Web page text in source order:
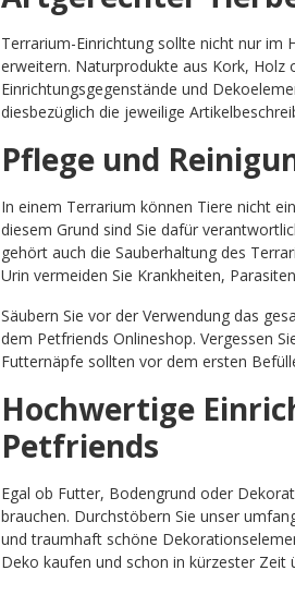
Terrarium-Einrichtung sollte nicht nur im
erweitern. Naturprodukte aus Kork, Holz
Einrichtungsgegenstände und
diesbezüglich die jeweilige
Pflege und
In einem Terrarium können Tiere nicht
diesem Grund sind Sie dafür
gehört auch die Sauberhaltung des
Urin vermeiden Sie Krankheiten,
Säubern Sie vor der Verwendung das
dem Petfriends Onlineshop. Vergessen
Futternäpfe sollten vor dem ersten
Hochwertige
Petfriends
Egal ob Futter, Bodengrund oder
brauchen. Durchstöbern Sie unser
und traumhaft schöne
Deko kaufen und schon in kürzester Zeit